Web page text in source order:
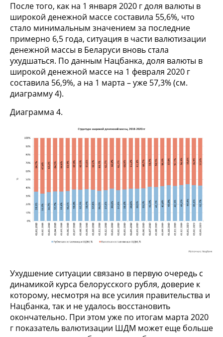
После того, как на 1 января 2020 г доля валюты в
широкой денежной массе составила 55,6%, что
стало минимальным значением за последние
примерно 6,5 года, ситуация в части валютизации
денежной массы в Беларуси вновь стала
ухудшаться. По данным Нацбанка, доля валюты в
широкой денежной массе на 1 февраля 2020 г
составила 56,9%, а на 1 марта – уже 57,3% (см.
диаграмму 4).
Диаграмма 4.
Ухудшение ситуации связано в первую очередь с
динамикой курса белорусского рубля, доверие к
которому, несмотря на все усилия правительства и
Нацбанка, так и не удалось восстановить
окончательно. При этом уже по итогам марта 2020
г показатель валютизации ШДМ может еще больше